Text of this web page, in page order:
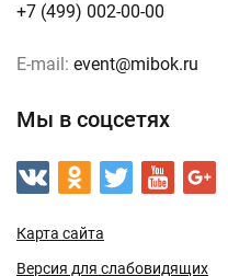
+7 (499) 002-00-00
E-mail: event@mibok.ru
Мы в соцсетях
Карта сайта
Версия для слабовидящих